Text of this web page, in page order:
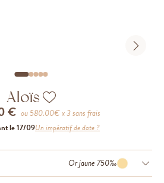
Aloïs
€ ou580.00€ x 3 sans frais
le 17/09Un impératif de date ?
Or jaune 750‰